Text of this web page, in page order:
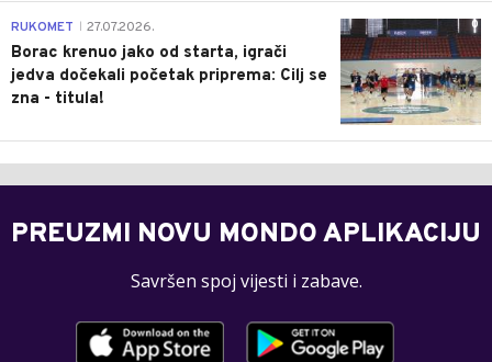
0
RUKOMET 27.07.2026.
Borac krenuo jako od starta, igrači
jedva dočekali početak priprema: Cilj se
zna - titula!
PREUZMI NOVU MONDO APLIKACIJU
Savršen spoj vijesti i zabave.